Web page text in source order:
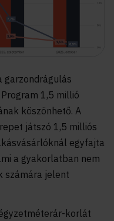
garzondrágulás
1,5 millió
köszönhető. A
játszó 1,5 milliós
egyfajta
a gyakorlatban nem
számára jelent
korlát